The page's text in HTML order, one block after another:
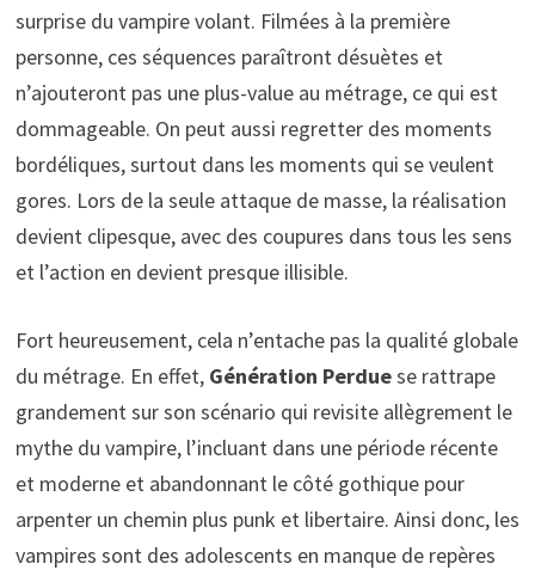
surprise du vampire volant. Filmées à la première
personne, ces séquences paraîtront désuètes et
n’ajouteront pas une plus-value au métrage, ce qui est
dommageable. On peut aussi regretter des moments
bordéliques, surtout dans les moments qui se veulent
gores. Lors de la seule attaque de masse, la réalisation
devient clipesque, avec des coupures dans tous les sens
et l’action en devient presque illisible.
Fort heureusement, cela n’entache pas la qualité globale
du métrage. En effet, Génération Perduese rattrape
grandement sur son scénario qui revisite allègrement le
mythe du vampire, l’incluant dans une période récente
et moderne et abandonnant le côté gothique pour
arpenter un chemin plus punk et libertaire. Ainsi donc, les
vampires sont des adolescents en manque de repères